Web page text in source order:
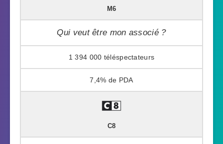
M6
Qui veut être mon associé ?
1 394 000
7,4%
C8